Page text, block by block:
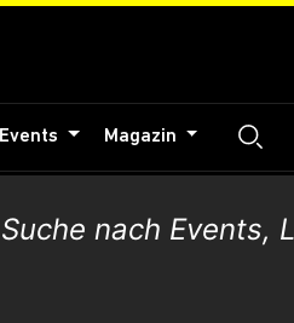
Events Magazin